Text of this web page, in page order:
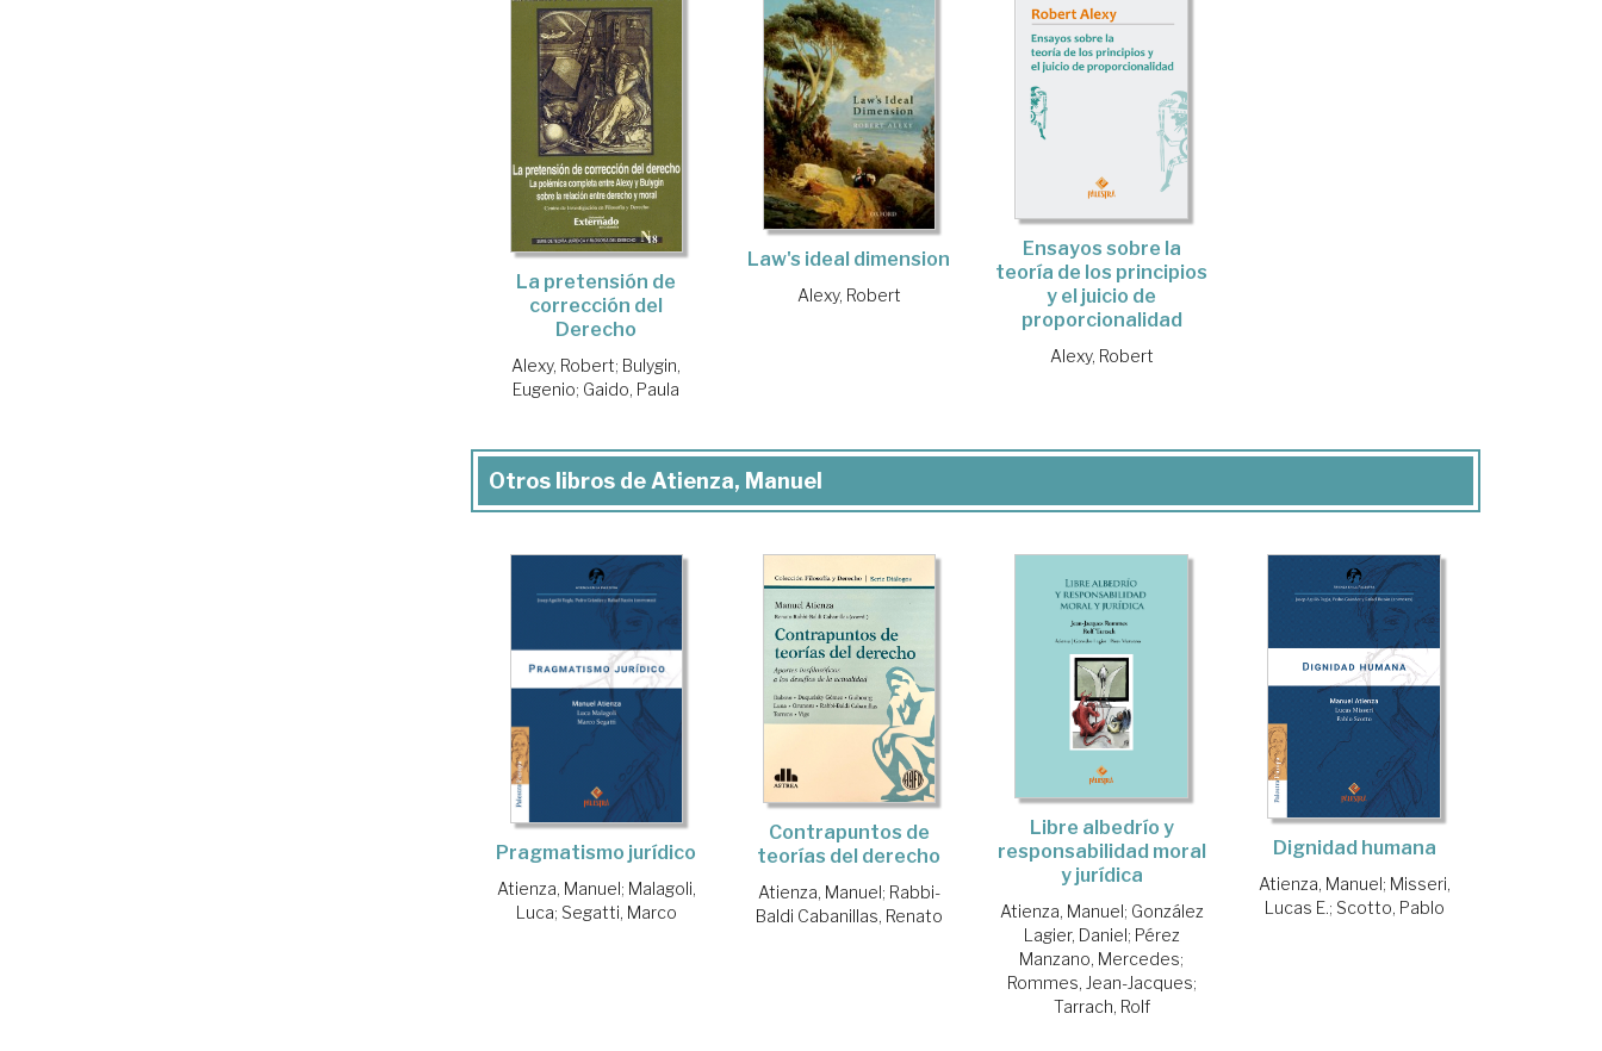
La pretensión de
corrección del
Derecho
Alexy, Robert; Bulygin,
Eugenio; Gaido, Paula
Law's ideal dimension
Alexy, Robert
Ensayos sobre la
teoría de los principios
y el juicio de
proporcionalidad
Alexy, Robert
Otros libros de Atienza, Manuel
Pragmatismo jurídico
Atienza, Manuel; Malagoli,
Luca; Segatti, Marco
Contrapuntos de
teorías del derecho
Atienza, Manuel; Rabbi-
Baldi Cabanillas, Renato
Libre albedrío y
responsabilidad moral
y jurídica
Atienza, Manuel; González
Lagier, Daniel; Pérez
Manzano, Mercedes;
Rommes, Jean-Jacques;
Tarrach, Rolf
Dignidad humana
Atienza, Manuel; Misseri,
Lucas E.; Scotto, Pablo